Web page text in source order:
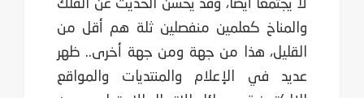
لا يجتمعا أيضاً، وقد يُحسن الحديث عن الفلك
والمناخ كعلمين منفصلين ثلة هم أقل من
القليل، هذا من جهة ومن جهة أخرى.. ظهر
عديد في الإعلام والمنتديات والمواقع